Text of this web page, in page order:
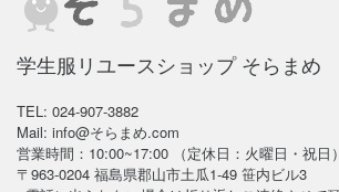
学生服リユースショップ そらまめ
TEL: 024-907-3882
Mail: info@そらまめ.com
営業時間：10:00~17:00 （定休日：火曜日・祝日）
〒963-0204 福島県郡山市土瓜1-49 笹内ビル3